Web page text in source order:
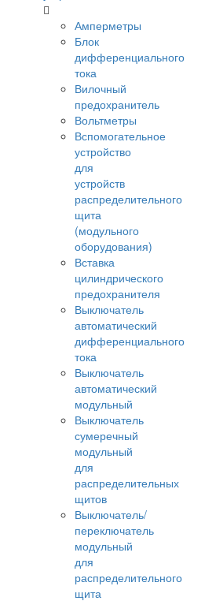
Амперметры
Блок
дифференциального
тока
Вилочный
предохранитель
Вольтметры
Вспомогательное
устройство
для
устройств
распределительного
щита
(модульного
оборудования)
Вставка
цилиндрического
предохранителя
Выключатель
автоматический
дифференциального
тока
Выключатель
автоматический
модульный
Выключатель
сумеречный
модульный
для
распределительных
щитов
Выключатель/
переключатель
модульный
для
распределительного
щита